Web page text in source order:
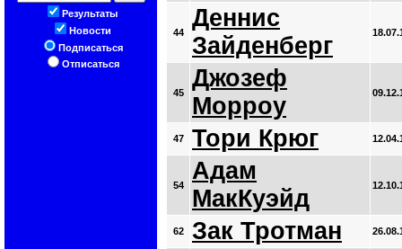
Результаты
Новости
Подписаться
Отписаться
44
Деннис
Зайденберг
45
Джозеф
Морроу
47 Тори Крюг
54
Адам
МакКуэйд
62 Зак Тротман